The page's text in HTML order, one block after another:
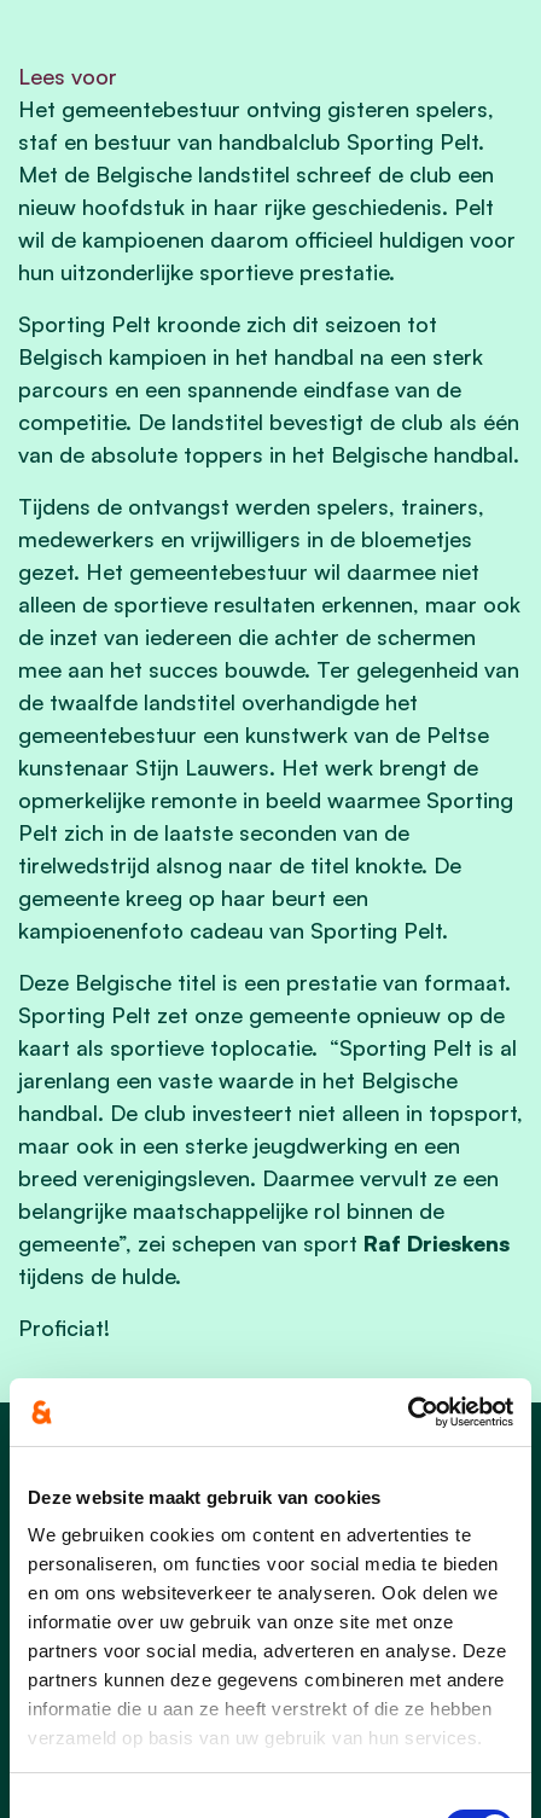
Deze website maakt gebruik van cookies
We gebruiken cookies om content en advertenties te
personaliseren, om functies voor social media te bieden
en om ons websiteverkeer te analyseren. Ook delen we
informatie over uw gebruik van onze site met onze
partners voor social media, adverteren en analyse. Deze
partners kunnen deze gegevens combineren met andere
informatie die u aan ze heeft verstrekt of die ze hebben
verzameld op basis van uw gebruik van hun services.
Lees voor
Het gemeentebestuur ontving gisteren spelers,
staf en bestuur van handbalclub Sporting Pelt.
Met de Belgische landstitel schreef de club een
nieuw hoofdstuk in haar rijke geschiedenis. Pelt
wil de kampioenen daarom officieel huldigen voor
hun uitzonderlijke sportieve prestatie.
Sporting Pelt kroonde zich dit seizoen tot
Belgisch kampioen in het handbal na een sterk
parcours en een spannende eindfase van de
competitie. De landstitel bevestigt de club als één
van de absolute toppers in het Belgische handbal.
Tijdens de ontvangst werden spelers, trainers,
medewerkers en vrijwilligers in de bloemetjes
gezet. Het gemeentebestuur wil daarmee niet
alleen de sportieve resultaten erkennen, maar ook
de inzet van iedereen die achter de schermen
mee aan het succes bouwde. Ter gelegenheid van
de twaalfde landstitel overhandigde het
gemeentebestuur een kunstwerk van de Peltse
kunstenaar Stijn Lauwers. Het werk brengt de
opmerkelijke remonte in beeld waarmee Sporting
Pelt zich in de laatste seconden van de
tirelwedstrijd alsnog naar de titel knokte. De
gemeente kreeg op haar beurt een
kampioenenfoto cadeau van Sporting Pelt.
Deze Belgische titel is een prestatie van formaat.
Sporting Pelt zet onze gemeente opnieuw op de
kaart als sportieve toplocatie. “Sporting Pelt is al
jarenlang een vaste waarde in het Belgische
handbal. De club investeert niet alleen in topsport,
maar ook in een sterke jeugdwerking en een
breed verenigingsleven. Daarmee vervult ze een
belangrijke maatschappelijke rol binnen de
gemeente”, zei schepen van sport Raf Drieskens
tijdens de hulde.
Proficiat!
Nieuws